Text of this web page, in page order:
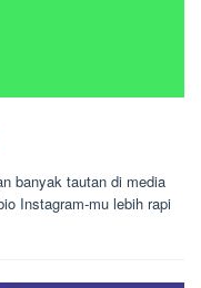
banyak tautan di media
Instagram-mu lebih rapi